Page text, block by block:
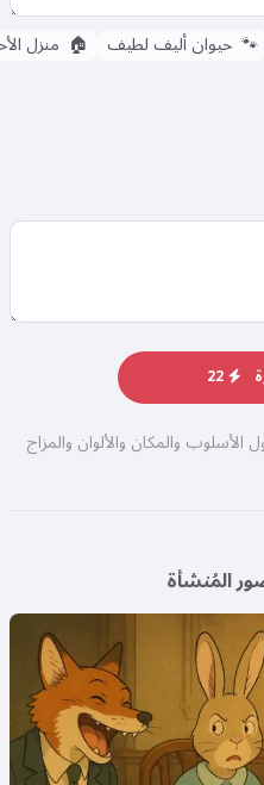
🐾 حيوان أليف لطيف 🏠 منزل
22
والمكان والألوان والمزاج
المُنشأة